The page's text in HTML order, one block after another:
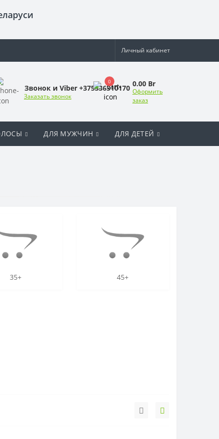
Личный кабинет
Звонок и Viber +375336310170
Заказать звонок
0 0.00 Br
Оформить
заказ
ДЛЯ МУЖЧИН ДЛЯ ДЕТЕЙ
35+ 45+